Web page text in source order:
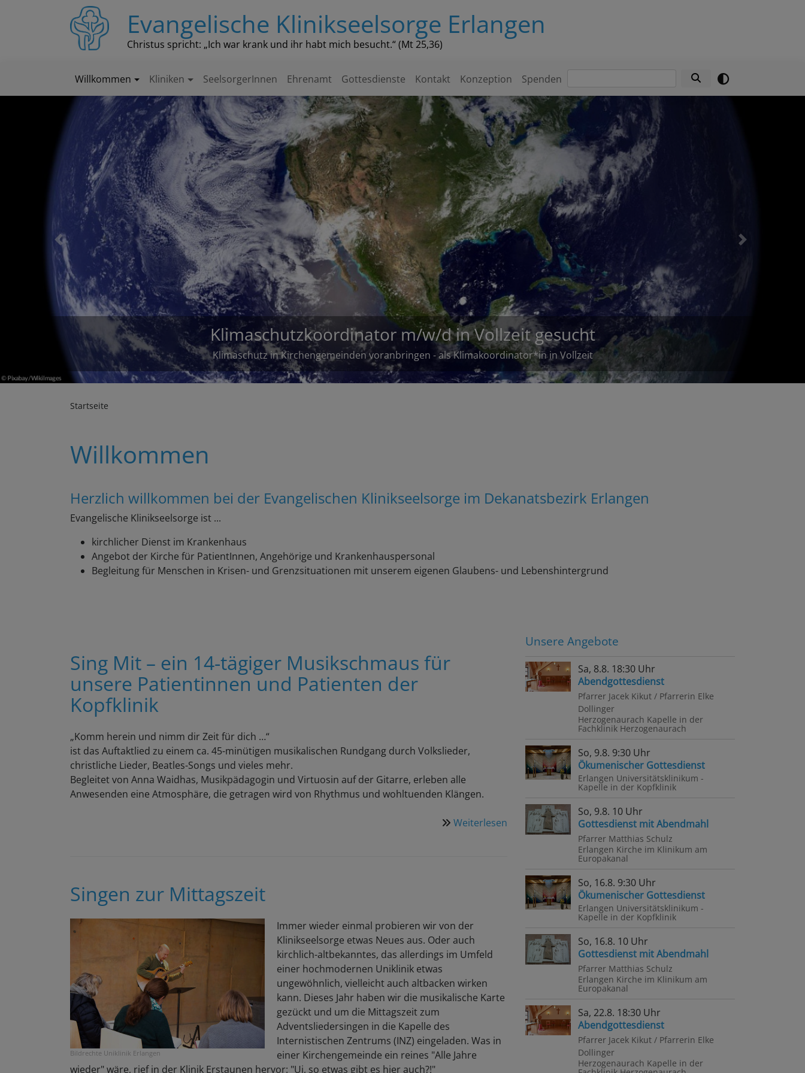
Evangelische Klinikseelsorge Erlangen
Christus spricht: „Ich war krank und ihr habt mich besucht.“ (Mt 25,36)
Hauptnavigation
Willkommen Kliniken SeelsorgerInnen Ehrenamt Gottesdienste Kontakt Konzeption SpendenSuche
Kollekte am 21.6.2026 für Klinikseelsorge
Am 21.
Previous Next
Startseite
Willkommen
Herzlich willkommen bei der Evangelischen Klinikseelsorge im Dekanatsbezirk Erlangen
Evangelische Klinikseelsorge ist ...
kirchlicher Dienst im Krankenhaus
Angebot der Kirche für PatientInnen, Angehörige und Krankenhauspersonal
Begleitung für Menschen in Krisen- und Grenzsituationen mit unserem eigenen Glaubens- und Lebenshintergrund
Sing Mit – ein 14-tägiger Musikschmaus für
unsere Patientinnen und Patienten der
Kopfklinik
„Komm herein und nimm dir Zeit für dich …“
ist das Auftaktlied zu einem ca. 45-minütigen musikalischen Rundgang durch Volkslieder,
christliche Lieder, Beatles-Songs und vieles mehr.
Begleitet von Anna Waidhas, Musikpädagogin und Virtuosin auf der Gitarre, erleben alle
Anwesenden eine Atmosphäre, die getragen wird von Rhythmus und wohltuenden Klängen.
Weiterlesen über
Sing
tägiger
unsere
Patientinnen
Kopfklinik
Singen zur Mittagszeit
Bildrechte Uniklinik Erlangen
Immer wieder einmal probieren wir von der
Klinikseelsorge etwas Neues aus. Oder auch
kirchlich-altbekanntes, das allerdings im Umfeld
einer hochmodernen Uniklinik etwas
ungewöhnlich, vielleicht auch altbacken wirken
kann. Dieses Jahr haben wir die musikalische Karte
gezückt und um die Mittagszeit zum
Adventsliedersingen in die Kapelle des
Internistischen Zentrums (INZ) eingeladen. Was in
einer Kirchengemeinde ein reines "Alle Jahre
wieder" wäre, rief in der Klinik Erstaunen hervor: "Ui, so etwas gibt es hier auch?!"
Unsere Angebote
Sa, 8.8. 18:30 Uhr
Abendgottesdienst
Pfarrer Jacek Kikut / Pfarrerin Elke
Dollinger
Herzogenaurach Kapelle in der
Fachklinik Herzogenaurach
So, 9.8. 9:30 Uhr
Ökumenischer Gottesdienst
Erlangen Universitätsklinikum -
Kapelle in der Kopfklinik
So, 9.8. 10 Uhr
Gottesdienst mit Abendmahl
Pfarrer Matthias Schulz
Erlangen Kirche im Klinikum am
Europakanal
So, 16.8. 9:30 Uhr
Ökumenischer Gottesdienst
Erlangen Universitätsklinikum -
Kapelle in der Kopfklinik
So, 16.8. 10 Uhr
Gottesdienst mit Abendmahl
Pfarrer Matthias Schulz
Erlangen Kirche im Klinikum am
Europakanal
Sa, 22.8. 18:30 Uhr
Abendgottesdienst
Pfarrer Jacek Kikut / Pfarrerin Elke
Dollinger
Herzogenaurach Kapelle in der